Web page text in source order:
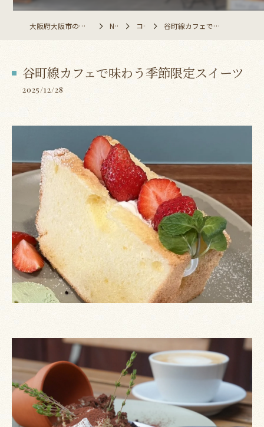
大阪府大阪市のレストランならAiko plus NEWS コラム 谷町線カフェで味わう季節限定スイーツ
谷町線カフェで味わう季節限定スイーツ
2025/12/28